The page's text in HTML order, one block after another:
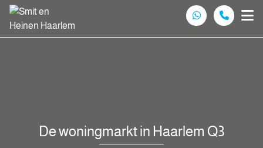
Spring naar inhoud
De woningmarkt in Haarlem Q3